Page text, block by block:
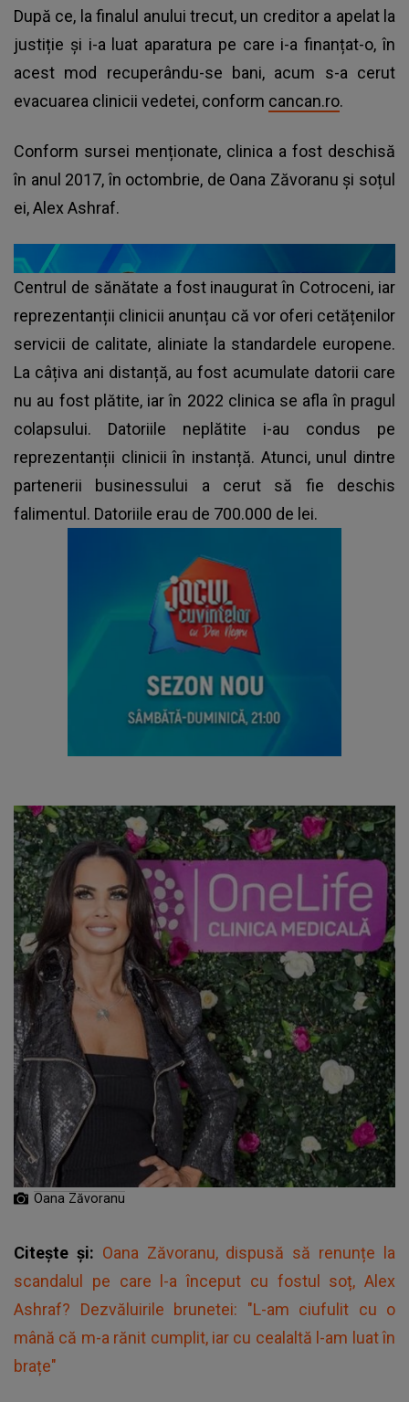
După ce, la finalul anului trecut, un creditor a apelat la
justiție și i-a luat aparatura pe care i-a finanțat-o, în
acest mod recuperându-se bani, acum s-a cerut
evacuarea clinicii vedetei, conform cancan.ro.
Conform sursei menționate, clinica a fost deschisă
în anul 2017, în octombrie, de Oana Zăvoranu și soțul
ei, Alex Ashraf.
Centrul de sănătate a fost inaugurat în Cotroceni, iar
reprezentanții clinicii anunțau că vor oferi cetățenilor
servicii de calitate, aliniate la standardele europene.
La câțiva ani distanță, au fost acumulate datorii care
nu au fost plătite, iar în 2022 clinica se afla în pragul
colapsului. Datoriile neplătite i-au condus pe
reprezentanții clinicii în instanță. Atunci, unul dintre
partenerii businessului a cerut să fie deschis
falimentul. Datoriile erau de 700.000 de lei.
Oana Zăvoranu
Citește și: Oana Zăvoranu, dispusă să renunțe la
scandalul pe care l-a început cu fostul soț, Alex
Ashraf? Dezvăluirile brunetei: "L-am ciufulit cu o
mână că m-a rănit cumplit, iar cu cealaltă l-am luat în
brațe"